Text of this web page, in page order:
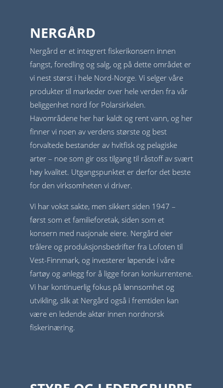
NERGÅRD
Nergård er et integrert fiskerikonsern innen
fangst, foredling og salg, og på dette området er
vi nest størst i hele Nord-Norge. Vi selger våre
produkter til markeder over hele verden fra vår
beliggenhet nord for Polarsirkelen.
Havområdene her har kaldt og rent vann, og her
finner vi noen av verdens største og best
forvaltede bestander av hvitfisk og pelagiske
arter – noe som gir oss tilgang til råstoff av svært
høy kvalitet. Utgangspunktet er derfor det beste
for den virksomheten vi driver.
Vi har vokst sakte, men sikkert siden 1947 –
først som et familieforetak, siden som et
konsern med nasjonale eiere. Nergård eier
trålere og produksjonsbedrifter fra Lofoten til
Vest-Finnmark, og investerer løpende i våre
fartøy og anlegg for å ligge foran konkurrentene.
Vi har kontinuerlig fokus på lønnsomhet og
utvikling, slik at Nergård også i fremtiden kan
være en ledende aktør innen nordnorsk
fiskerinæring.